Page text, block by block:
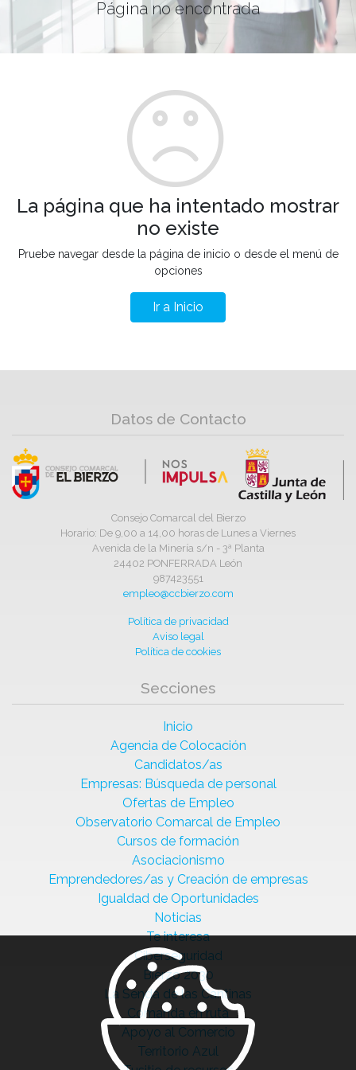
Página no encontrada
La página que ha intentado mostrar
no existe
Pruebe navegar desde la página de inicio o desde el menú de
opciones
Ir a Inicio
Datos de Contacto
Consejo Comarcal del Bierzo
Horario: De 9,00 a 14,00 horas de Lunes a Viernes
Avenida de la Minería s/n - 3ª Planta
24402 PONFERRADA León
987423551
empleo@ccbierzo.com
Política de privacidad
Aviso legal
Política de cookies
Secciones
Inicio
Agencia de Colocación
Candidatos/as
Empresas: Búsqueda de personal
Ofertas de Empleo
Observatorio Comarcal de Empleo
Cursos de formación
Asociacionismo
Emprendedores/as y Creación de empresas
Igualdad de Oportunidades
Noticias
Te interesa
Ciberseguridad
Bierzo 2030
La Senda de las Cantinas
Comanda en ruta
Apoyo al Comercio
Territorio Azul